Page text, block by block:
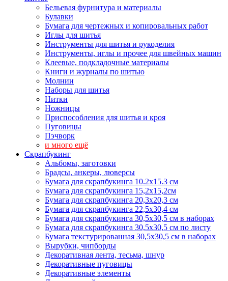
Бельевая фурнитура и материалы
Булавки
Бумага для чертежных и копировальных работ
Иглы для шитья
Инструменты для шитья и рукоделия
Инструменты, иглы и прочее для швейных машин
Клеевые, подкладочные материалы
Книги и журналы по шитью
Молнии
Наборы для шитья
Нитки
Ножницы
Приспособления для шитья и кроя
Пуговицы
Пэчворк
и много ещё
Скрапбукинг
Альбомы, заготовки
Брадсы, анкеры, люверсы
Бумага для скрапбукинга 10.2х15.3 см
Бумага для скрапбукинга 15,2х15,2см
Бумага для скрапбукинга 20,3х20,3 см
Бумага для скрапбукинга 22,5х30,4 см
Бумага для скрапбукинга 30,5х30,5 см в наборах
Бумага для скрапбукинга 30,5х30,5 см по листу
Бумага текстурированная 30,5х30,5 см в наборах
Вырубки, чипборды
Декоративная лента, тесьма, шнур
Декоративные пуговицы
Декоративные элементы